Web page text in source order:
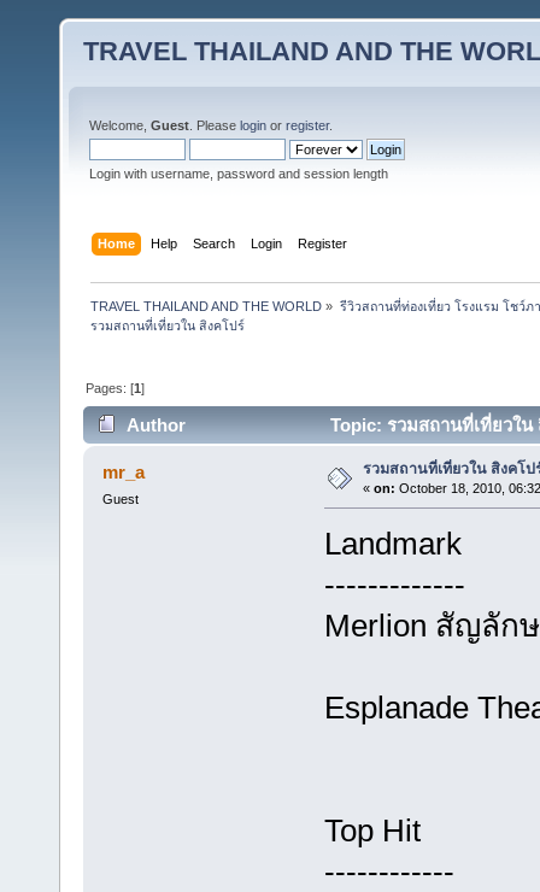
TRAVEL THAILAND AND THE
Welcome, Guest . Please login or register.
Login with username, password and session length
Home Help Search Login Register
TRAVEL THAILAND AND THE WORLD » รีวิวสถานที่ท่องเที่ยว โรงแรม โชว์ภ
รวมสถานที่เที่ยวใน สิงคโปร์
Pages: [1]
Author Topic: รวมสถานที่เที่ยวใน
mr_a
Guest
รวมสถานที่เที่ยวใน สิงคโป
« on: October 18, 2010,
Landmark
-------------
Merlion สัญลัก
Esplanade
Top Hit
------------